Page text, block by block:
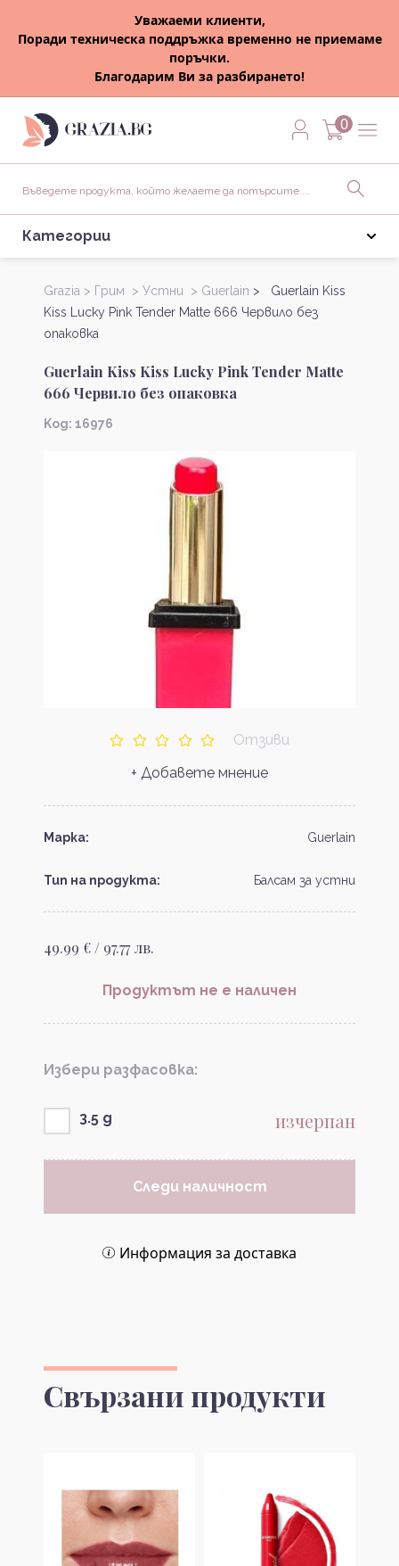
Уважаеми клиенти,
Поради техническа поддръжка временно не приемаме
поръчки.
Благодарим Ви за разбирането!
0
Категории
Grazia > Грим > Устни > Guerlain > Guerlain Kiss
Kiss Lucky Pink Tender Matte 666 Червило без
опаковка
Guerlain Kiss Kiss Lucky Pink Tender Matte
666 Червило без опаковка
Kод: 16976
Отзиви
+ Добавете мнение
Марка: Guerlain
Тип на продукта: Балсам за устни
49.99 € / 97.77 лв.
Продуктът не е наличен
Избери разфасовка:
3.5 g изчерпан
Следи наличност
Информация за доставка
Свързани продукти